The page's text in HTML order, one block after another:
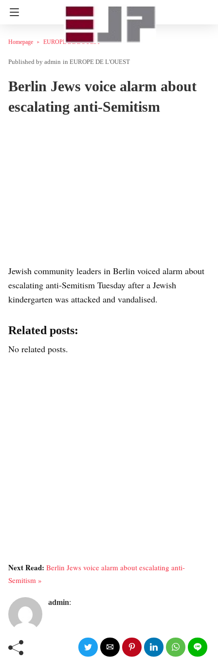
Homepage EUROPE DE L'OUEST
admin in EUROPE DE L'OUEST
Berlin Jews voice alarm about
escalating anti-Semitism
Jewish community leaders in Berlin voiced alarm about
escalating anti-Semitism Tuesday after a Jewish
kindergarten was attacked and vandalised.
Related posts:
No related posts.
Next Read: Berlin Jews voice alarm about escalating anti-
Semitism »
admin: